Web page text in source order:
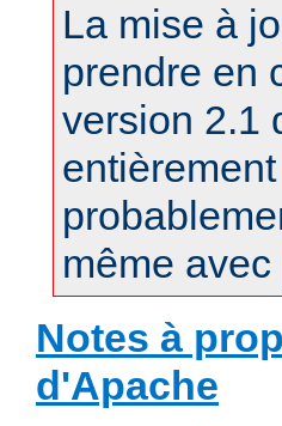
La mise à
prendre en
version 2.1
même
Notes à
d'Apache